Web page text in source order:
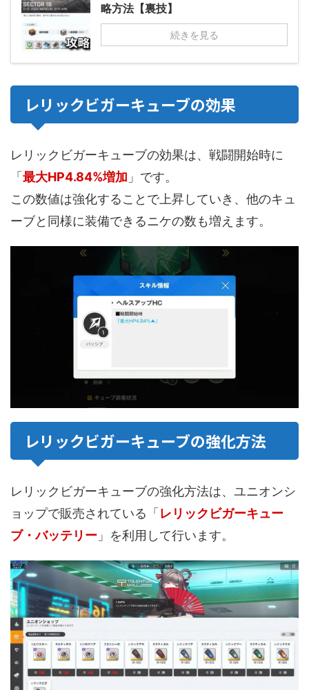
略方法【裏技】
続きを見る
レリックビガーキューブの効果
レリックビガーキューブの効果は、戦闘開始時に
「 最大HP4.84%増加 」です。
この数値は強化することで上昇していき、他のキュ
ーブと同様に装備できるニケの数も増えます。
レリックビガーキューブの強化方法
レリックビガーキューブの強化方法は、ユニオンシ
ョップで販売されている「 レリックビガーキュー
ブ・バッテリー 」を利用して行います。